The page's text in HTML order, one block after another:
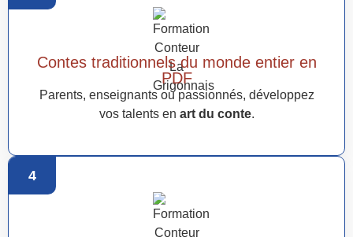
Contes traditionnels du monde entier en
PDF
Parents, enseignants ou passionnés, développez
vos talents en art du conte.
4